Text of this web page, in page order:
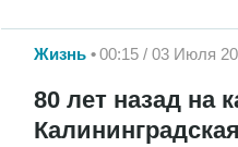
Жизнь 00:15 / 03 Июля
80 лет назад на